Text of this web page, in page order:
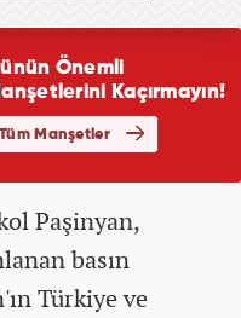
Paşinyan,
basın
Türkiye ve